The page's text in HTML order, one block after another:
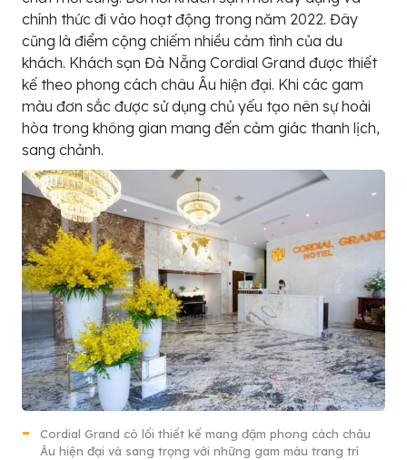
chính thức đi vào hoạt động trong năm 2022. Đây
cũng là điểm cộng chiếm nhiều cảm tình của du
khách. Khách sạn Đà Nẵng Cordial Grand được thiết
kế theo phong cách châu Âu hiện đại. Khi các gam
màu đơn sắc được sử dụng chủ yếu tạo nên sự hoài
hòa trong không gian mang đến cảm giác thanh lịch,
sang chảnh.
Cordial Grand có lối thiết kế mang đậm phong cách châu
Âu hiện đại và sang trọng với những gam màu trang trí